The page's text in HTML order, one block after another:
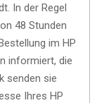
In der Regel
48 Stunden
im HP
informiert, die
senden sie
Ihres HP